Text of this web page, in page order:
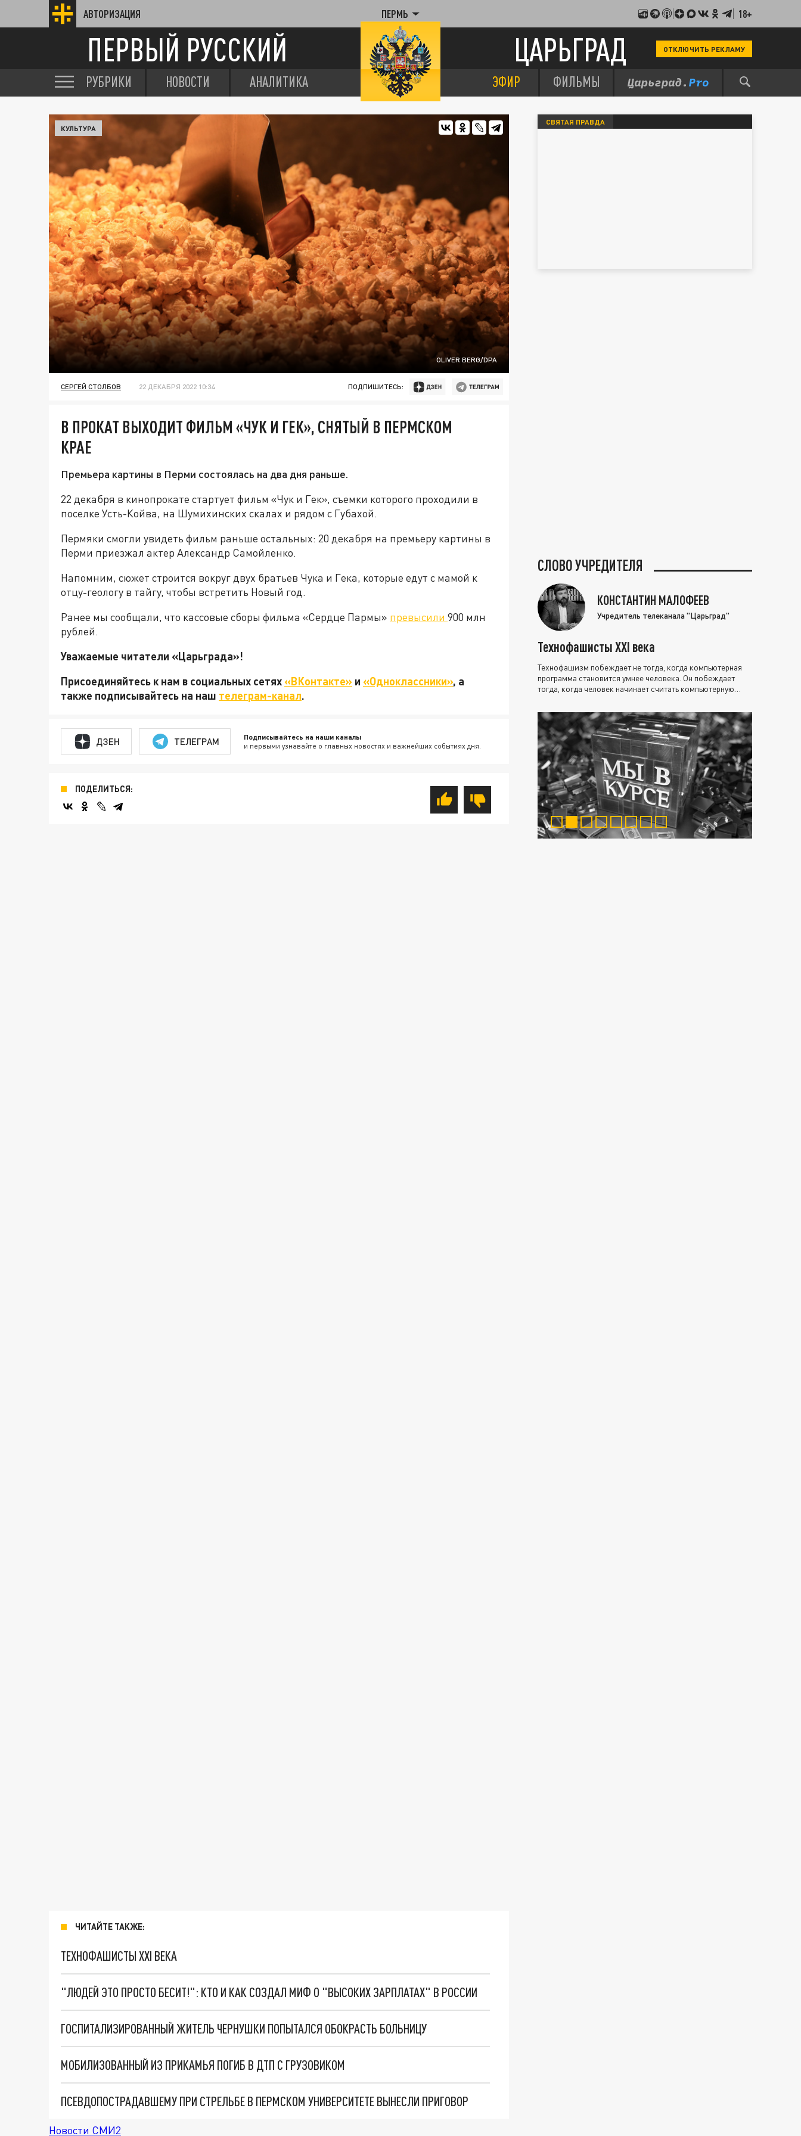
АВТОРИЗАЦИЯ ПЕРМЬ 18+
ПЕРВЫЙ РУССКИЙ ЦАРЬГРАД ОТКЛЮЧИТЬ РЕКЛАМУ
РУБРИКИ НОВОСТИ АНАЛИТИКА ЭФИР ФИЛЬМЫ
OLIVER BERG/DPA
КУЛЬТУРА
СЕРГЕЙ СТОЛБОВ 22 ДЕКАБРЯ 2022 10:34 ПОДПИШИТЕСЬ:
В ПРОКАТ ВЫХОДИТ ФИЛЬМ «ЧУК И ГЕК», СНЯТЫЙ В ПЕРМСКОМ
КРАЕ
Премьера картины в Перми состоялась на два дня раньше.
22 декабря в кинопрокате стартует фильм «Чук и Гек», съемки которого проходили в
поселке Усть-Койва, на Шумихинских скалах и рядом с Губахой.
Пермяки смогли увидеть фильм раньше остальных: 20 декабря на премьеру картины в
Перми приезжал актер Александр Самойленко.
Напомним, сюжет строится вокруг двух братьев Чука и Гека, которые едут с мамой к
отцу-геологу в тайгу, чтобы встретить Новый год.
Ранее мы сообщали, что кассовые сборы фильма «Сердце Пармы» превысили 900 млн
рублей.
Уважаемые читатели «Царьграда»!
Присоединяйтесь к нам в социальных сетях«ВКонтакте» и «Одноклассники», а
также подписывайтесь на наш телеграм-канал.
ДЗЕН ТЕЛЕГРАМ Подписывайтесь на наши каналы
и первыми узнавайте о главных новостях и важнейших событиях дня.
ПОДЕЛИТЬСЯ:
ЧИТАЙТЕ ТАКЖЕ:
ТЕХНОФАШИСТЫ XXI ВЕКА
"ЛЮДЕЙ ЭТО ПРОСТО БЕСИТ!": КТО И КАК СОЗДАЛ МИФ О "ВЫСОКИХ ЗАРПЛАТАХ" В РОССИИ
ГОСПИТАЛИЗИРОВАННЫЙ ЖИТЕЛЬ ЧЕРНУШКИ ПОПЫТАЛСЯ ОБОКРАСТЬ БОЛЬНИЦУ
МОБИЛИЗОВАННЫЙ ИЗ ПРИКАМЬЯ ПОГИБ В ДТП С ГРУЗОВИКОМ
ПСЕВДОПОСТРАДАВШЕМУ ПРИ СТРЕЛЬБЕ В ПЕРМСКОМ УНИВЕРСИТЕТЕ ВЫНЕСЛИ ПРИГОВОР
Новости СМИ2
СВЯТАЯ ПРАВДА
СЛОВО УЧРЕДИТЕЛЯ
КОНСТАНТИН МАЛОФЕЕВ
Учредитель телеканала "Царьград"
Технофашисты XXI века
Технофашизм побеждает не тогда, когда компьютерная
программа становится умнее человека. Он побеждает
тогда, когда человек начинает считать компьютерную